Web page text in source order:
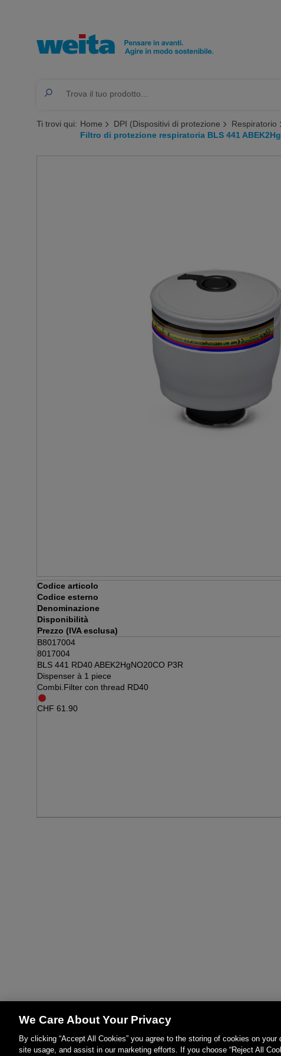
Ti trovi qui: Home DPI (Dispositivi di protezione Respiratorio
Filtro di protezione respiratoria BLS 441
Codice articolo
Codice esterno
Denominazione
Disponibilità
Prezzo (IVA esclusa)
B8017004
8017004
BLS 441 RD40 ABEK2HgNO20CO P3R
Dispenser à 1 piece
Combi.Filter con thread RD40
CHF 61.90
We Care About Your Privacy
By clicking “Accept All Cookies” you agree to the storing of cookies on
site usage, and assist in our marketing efforts. If you choose “Reject All